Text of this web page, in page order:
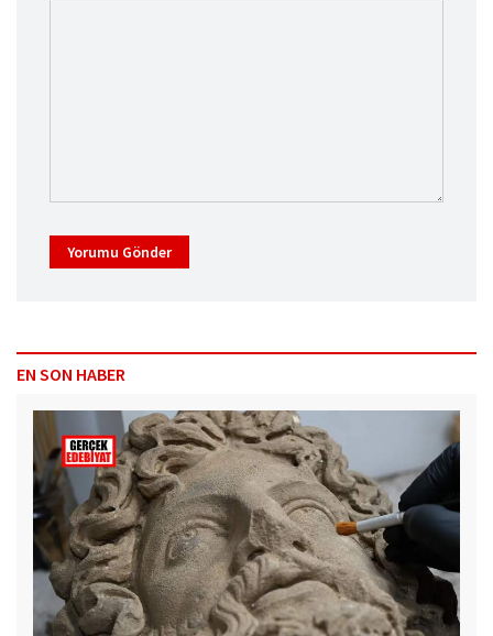
Yorumu Gönder
EN SON HABER